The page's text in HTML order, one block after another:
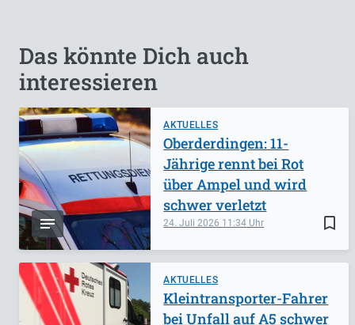
Das könnte Dich auch
interessieren
AKTUELLES
bookmark_border
24. Juli 2026 11:34
Oberderdingen: 11-
Jährige rennt bei Rot
über Ampel und wird
schwer verletzt
AKTUELLES
Kleintransporter-Fahrer
bei Unfall auf A5 schwer